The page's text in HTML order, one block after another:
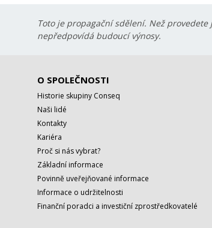
Toto je propagační sdělení. Než
nepředpovídá budoucí výnosy.
O SPOLEČNOSTI
Historie skupiny Conseq
Naši lidé
Kontakty
Kariéra
Proč si nás vybrat?
Základní informace
Povinně uveřejňované informace
Informace o udržitelnosti
Finanční poradci a investiční zprostředkovatelé